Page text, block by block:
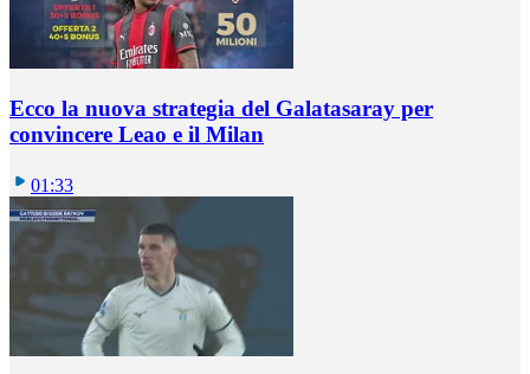
Ecco la nuova strategia del Galatasaray per
convincere Leao e il Milan
01:33